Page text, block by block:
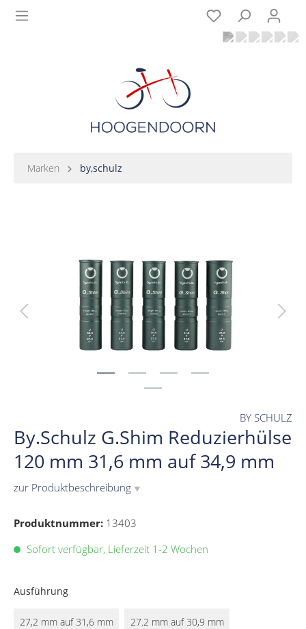
Marken by,schulz
By.Schulz G.Shim Reduzierhülse
120 mm 31,6 mm auf 34,9 mm
zur Produktbeschreibung ▼
BY SCHULZ
Produktnummer: 13403
Sofort verfügbar, Lieferzeit 1-2 Wochen
Ausführung
27,2 mm auf 31,6 mm 27.2 mm auf 30,9 mm